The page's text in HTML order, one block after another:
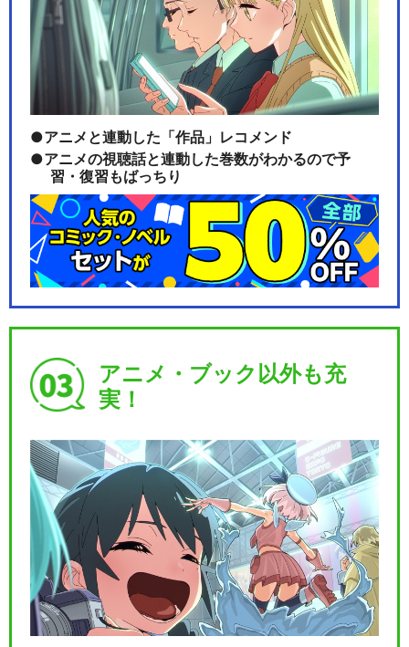
ク2期
アニメと連動した「作品」レコメンド
アニメの視聴話と連動した巻数がわかるので予
習・復習もばっちり
アニメ・ブック以外も充
実！